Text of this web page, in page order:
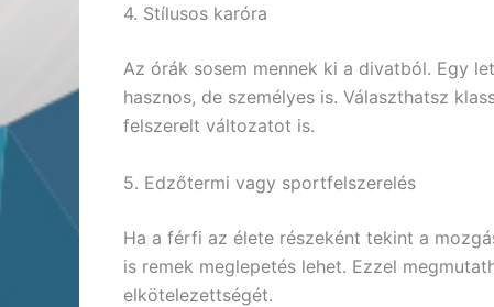
4. Stílusos karóra
Az órák sosem mennek ki a divatból. Egy
hasznos, de személyes is. Választhatsz
felszerelt változatot is.
5. Edzőtermi vagy sportfelszerelés
Ha a férfi az élete részeként tekint a
is remek meglepetés lehet. Ezzel
elkötelezettségét.